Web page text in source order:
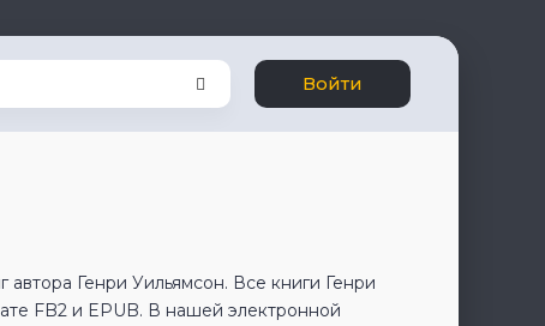
Войти
Генри Уильямсон. Все книги Генри
FB2 и EPUB. В нашей электронной